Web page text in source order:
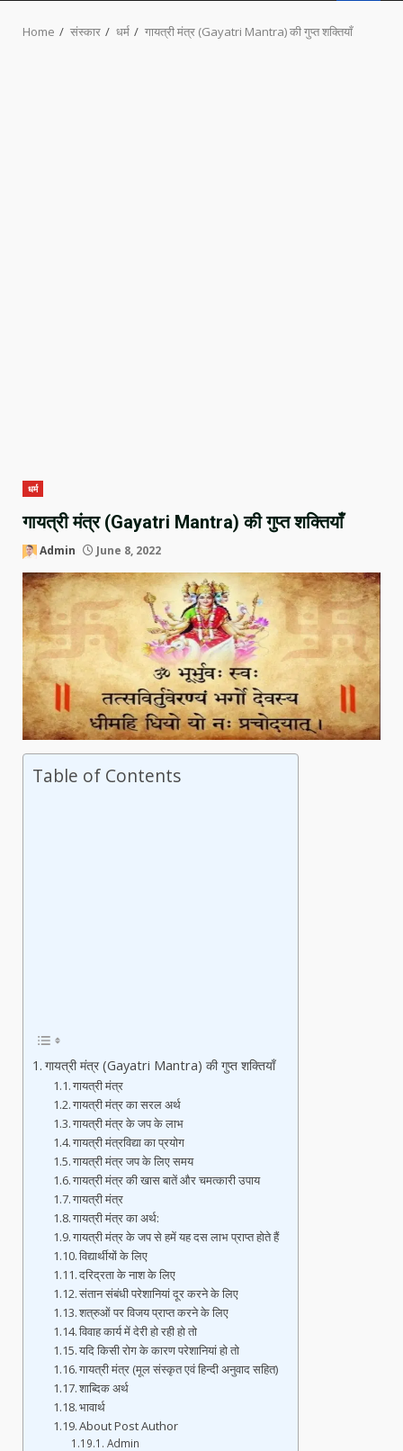
Home संस्कार धर्म गायत्री मंत्र (Gayatri Mantra) की गुप्त शक्तियाँ
धर्म
गायत्री मंत्र (Gayatri Mantra) की गुप्त शक्तियाँ
Admin June 8, 2022
Table of Contents
गायत्री मंत्र (Gayatri Mantra) की गुप्त शक्तियाँ
गायत्री मंत्र
गायत्री मंत्र का सरल अर्थ
गायत्री मंत्र के जप के लाभ
गायत्री मंत्रविद्या का प्रयोग
गायत्री मंत्र जप के लिए समय
गायत्री मंत्र की खास बातें और चमत्कारी उपाय
गायत्री मंत्र
गायत्री मंत्र का अर्थ:
गायत्री मंत्र के जप से हमें यह दस लाभ प्राप्त होते हैं
विद्यार्थीयों के लिए
दरिद्रता के नाश के लिए
संतान संबंधी परेशानियां दूर करने के लिए
शत्रुओं पर विजय प्राप्त करने के लिए
विवाह कार्य में देरी हो रही हो तो
यदि किसी रोग के कारण परेशानियां हो तो
गायत्री मंत्र (मूल संस्कृत एवं हिन्दी अनुवाद सहित)
शाब्दिक अर्थ
भावार्थ
About Post Author
Admin